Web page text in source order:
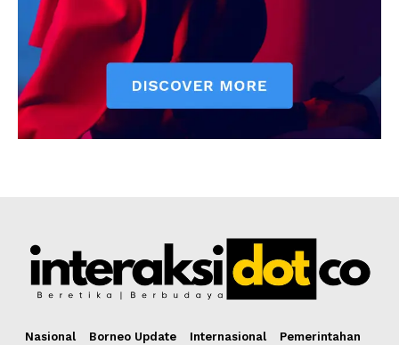
Nasional Borneo Update Internasional
Pemerintahan